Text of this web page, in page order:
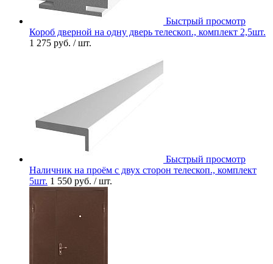
Быстрый просмотр
Короб дверной на одну дверь телескоп., комплект 2,5шт.
1 275 руб. / шт.
Быстрый просмотр
Наличник на проём с двух сторон телескоп., комплект
5шт. 1 550 руб. / шт.